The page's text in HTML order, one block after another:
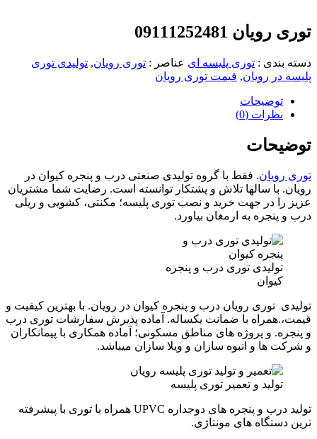
توری رویان 09111252481
دسته بندی : توری پلیسه ای عناصر : توری رویان, تولیدی توری
پلیسه در رویان, قیمت توری رویان
توضیحات
نظرات (0)
توضیحات
توری رویان‌. فقط با گروه تولیدی صنعتی درب و پنجره کیوان در
رویان. با سالها تلاش و پشتکار توانسته است. رضایت شما مشتریان
عزیز را در جهت خرید و نصب توری پلیسه؛ مکنتی، کشویی و ریلی
درب و پنجره به ارمغان بیاورد.
تولیدی توری درب و پنجره
کیوان
تولیدی توری رویان درب و پنجره کیوان در رویان. با بهترین کیفیت و
قیمت،.همراه با ضمانت یکساله. آماده پذیرش سفارشات توری درب
و پنجره. و پروژه های مناطق مسکونی؛ آماده همکاری با پیمانکاران
و شرکت ها و انبوه سازان و ویلا سازان میباشد.
تولید و تعمیر توری پلیسه
تولید درب و پنجره های دوجداره UPVC همراه با توری با پیشرفته
ترین دستگاه های مونتاژی.